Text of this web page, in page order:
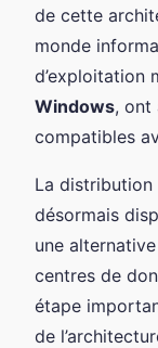
de cette
monde
d’exploitation
Windows, ont
compatibles
La distribution
désormais
une
centres de
étape
de